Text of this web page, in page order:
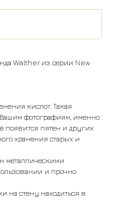
Walther из серии New
кислот. Такая
фотографиям, именно
появится пятен и других
хранения старых и
металлическими
и прочно
на стену находиться в